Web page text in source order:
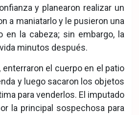
y planearon realizar un
a maniatarlo y le pusieron una
en la cabeza; sin embargo, la
minutos después.
enterraron el cuerpo en el patio
y luego sacaron los objetos
para venderlos. El imputado
la principal sospechosa para